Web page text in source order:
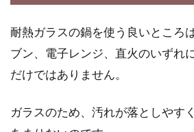
美味しい鍋ス
ベースはレシピ
みそ入りの鍋はポカ
耐熱ガラスの鍋を使う良いところ
ブン、電子レンジ、直火のいずれ
だけではありません。
ガラスのため、汚れが落としやす